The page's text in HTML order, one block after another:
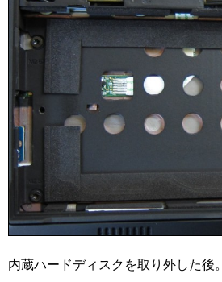
内蔵ハードディスクを取り外した後。